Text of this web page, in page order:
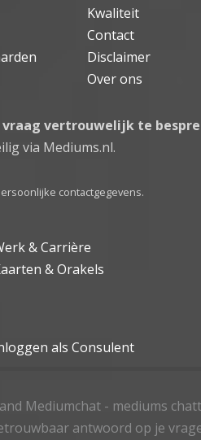
Kwaliteit
Contact
Disclaimer
Over ons
vertrouwelijk te
via Mediums.nl.
contactgegevens.
& Carrière
& Orakels
als Consulent
Mediumchat - mediums
antwoord op je